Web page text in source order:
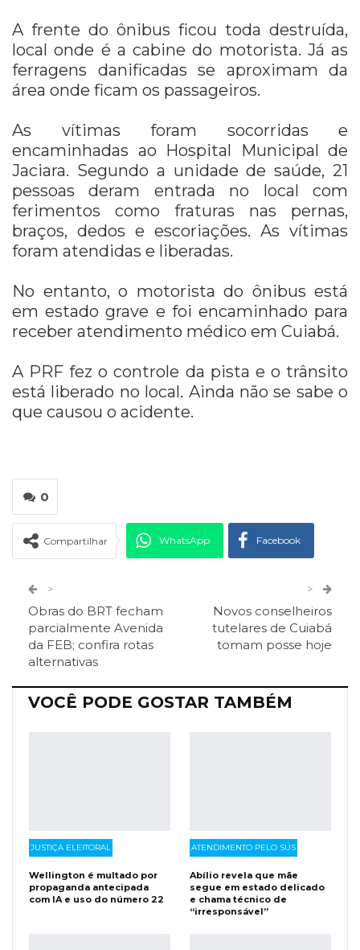
A frente do ônibus ficou toda destruída,
local onde é a cabine do motorista. Já as
ferragens danificadas se aproximam da
área onde ficam os passageiros.
As vítimas foram socorridas e
encaminhadas ao Hospital Municipal de
Jaciara. Segundo a unidade de saúde, 21
pessoas deram entrada no local com
ferimentos como fraturas nas pernas,
braços, dedos e escoriações. As vítimas
foram atendidas e liberadas.
No entanto, o motorista do ônibus está
em estado grave e foi encaminhado para
receber atendimento médico em Cuiabá.
A PRF fez o controle da pista e o trânsito
está liberado no local. Ainda não se sabe o
que causou o acidente.
0
Compartilhar WhatsApp Facebook
Facebook Messenger
>
Obras do BRT fecham
parcialmente Avenida
da FEB; confira rotas
alternativas
>
Novos conselheiros
tutelares de Cuiabá
tomam posse hoje
VOCÊ PODE GOSTAR TAMBÉM
JUSTIÇA ELEITORAL
Wellington é multado por
propaganda antecipada
com IA e uso do número 22
ATENDIMENTO PELO SUS
Abílio revela que mãe
segue em estado delicado
e chama técnico de
“irresponsável”